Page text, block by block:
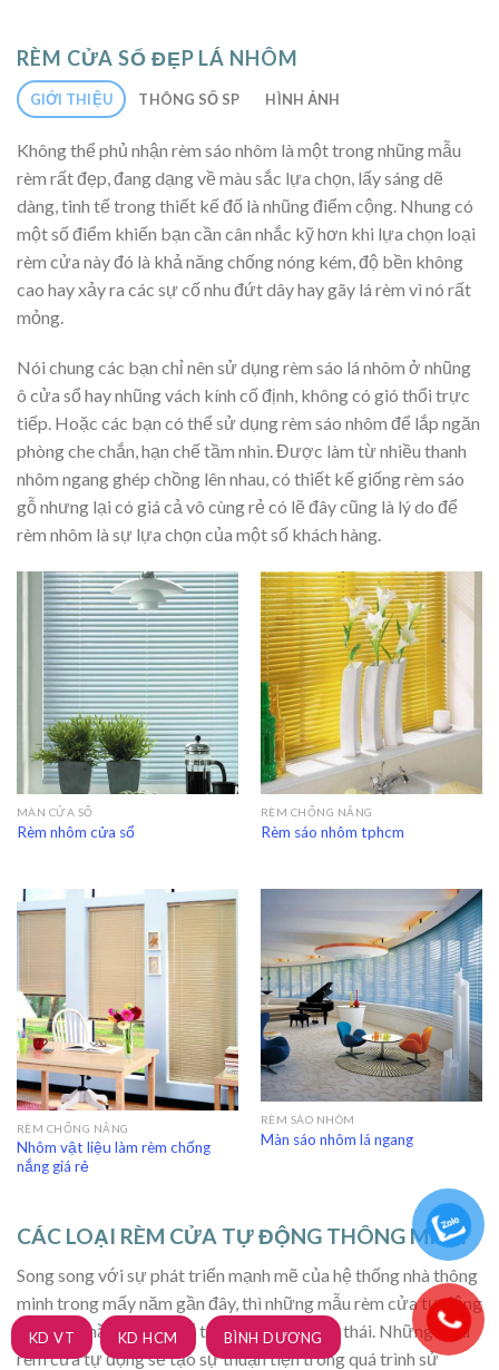
RÈM CỬA SỔ ĐẸP LÁ NHÔM
GIỚI THIỆU THÔNG SỐ SP HÌNH ẢNH
Không thể phủ nhận rèm sáo nhôm là một trong nhũng mẫu
rèm rất đẹp, đang dạng về màu sắc lựa chọn, lấy sáng dẽ
dàng, tinh tế trong thiết kế đố là nhũng điểm cộng. Nhung có
một số điểm khiến bạn cần cân nhắc kỹ hơn khi lựa chọn loại
rèm cửa này đó là khả năng chống nóng kém, độ bền không
cao hay xảy ra các sự cố nhu đứt dây hay gãy lá rèm vì nó rất
mỏng.
Nói chung các bạn chỉ nên sử dụng rèm sáo lá nhôm ở nhũng
ô cửa sổ hay nhũng vách kính cố định, không có gió thổi trực
tiếp. Hoặc các bạn có thể sử dụng rèm sáo nhôm để lắp ngăn
phòng che chắn, hạn chế tầm nhìn. Được làm từ nhiều thanh
nhôm ngang ghép chồng lên nhau, có thiết kế giống rèm sáo
gỗ nhưng lại có giá cả vô cùng rẻ có lẽ đây cũng là lý do để
rèm nhôm là sự lựa chọn của một số khách hàng.
MÀN CỬA SỔ
Rèm nhôm cửa sổ
RÈM CHỐNG NẮNG
Rèm sáo nhôm tphcm
RÈM CHỐNG NẮNG
Nhôm vật liệu làm rèm chống
nắng giá rẻ
RÈM SÁO NHÔM
Màn sáo nhôm lá ngang
CÁC LOẠI RÈM CỬA TỰ ĐỘNG THÔNG MINH
Song song với sự phát triển mạnh mẽ của hệ thống nhà thông
minh trong mấy năm gần đây, thì những mẫu rèm cửa tự động
mà một phần không thể thiếu trong hệ sinh thái. Những mẫu
rèm cửa tự động sẽ tạo sự thuận tiện trong quá trình sử
KD VT KD HCM BÌNH DƯƠNG